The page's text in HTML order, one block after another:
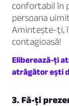
confortabil în
persoana
Amintește-ți,
contagioasă!
Eliberează-ți
atrăgător ești
3. Fă-ți